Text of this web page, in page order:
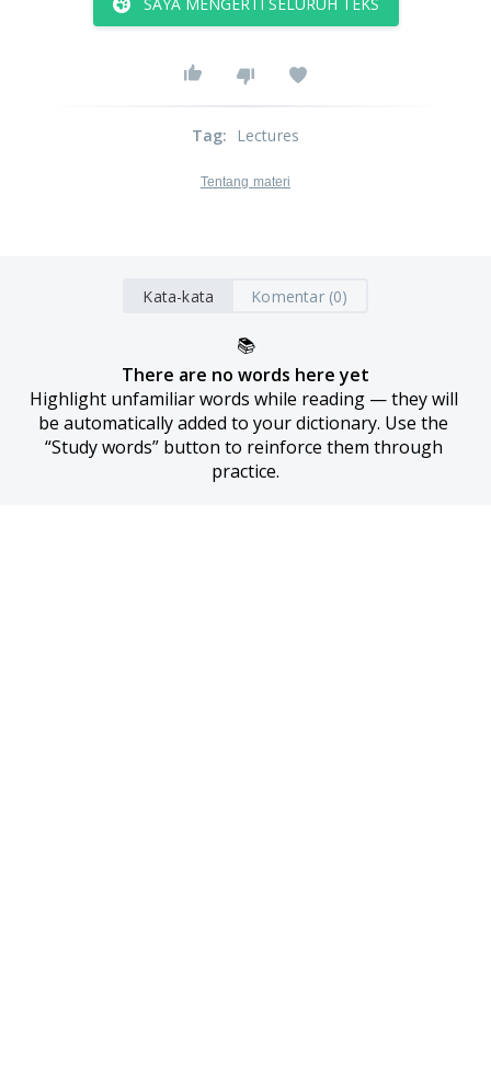
Tag: Lectures
Tentang materi
Kata-kata Komentar (0)
📚
There are no words here yet
Highlight unfamiliar words while reading — they will
be automatically added to your dictionary. Use the
“Study words” button to reinforce them through
practice.